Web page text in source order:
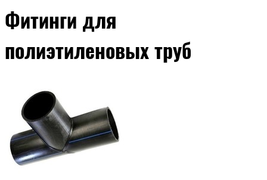
Фитинги для
полиэтиленовых труб